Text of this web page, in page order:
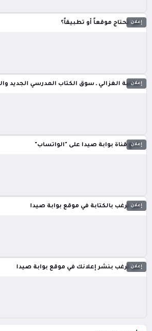
إعلان
هل تحتاج موقعاً أو تطبيقاً؟
إعلان
مكتبة الغزالي ـ سوق الكتاب المدرسي الجديد
إعلان
تابع قناة بوابة صيدا على "الواتساب"
إعلان
هل ترغب بالكتابة في موقع بوابة صيدا
إعلان
هل ترغب بنشر إعلانك في موقع بوابة صيدا